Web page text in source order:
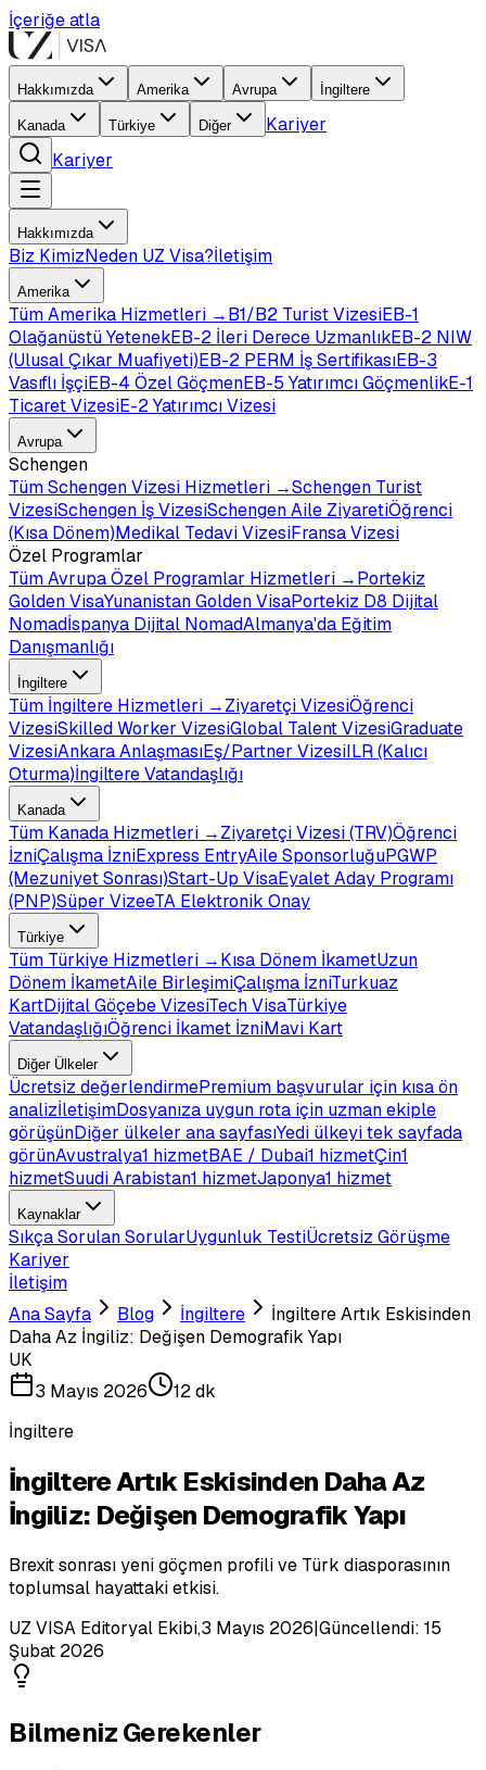
İçeriğe atla
Hakkımızda Amerika Avrupa İngiltere
Kanada Türkiye Diğer
Kariyer
Kariyer
Hakkımızda
Biz KimizNeden UZ Visa?İletişim
Amerika
TümAmerika Hizmetleri →B1/B2 Turist VizesiEB-1
Olağanüstü YetenekEB-2 İleri Derece UzmanlıkEB-2 NIW
(Ulusal Çıkar Muafiyeti)EB-2 PERM İş SertifikasıEB-3
Vasıflı İşçiEB-4 Özel GöçmenEB-5 Yatırımcı GöçmenlikE-1
Ticaret VizesiE-2 Yatırımcı Vizesi
Avrupa
Schengen
TümSchengen Vizesi Hizmetleri →Schengen Turist
VizesiSchengen İş VizesiSchengen Aile ZiyaretiÖğrenci
(Kısa Dönem)Medikal Tedavi VizesiFransa Vizesi
Özel Programlar
TümAvrupa Özel Programlar Hizmetleri →Portekiz
Golden VisaYunanistan Golden VisaPortekiz D8 Dijital
Nomadİspanya Dijital NomadAlmanya'da Eğitim
Danışmanlığı
İngiltere
Tüm İngiltere Hizmetleri →Ziyaretçi VizesiÖğrenci
VizesiSkilled Worker VizesiGlobal Talent VizesiGraduate
VizesiAnkara AnlaşmasıEş/Partner VizesiILR (Kalıcı
Oturma)İngiltere Vatandaşlığı
Kanada
Tüm Kanada Hizmetleri →Ziyaretçi Vizesi (TRV)Öğrenci
İzniÇalışma İzniExpress EntryAile SponsorluğuPGWP
(Mezuniyet Sonrası)Start-Up VisaEyalet Aday Programı
(PNP)Süper VizeeTA Elektronik Onay
Türkiye
Tüm Türkiye Hizmetleri →Kısa Dönem İkametUzun
Dönem İkametAile BirleşimiÇalışma İzniTurkuaz
KartDijital Göçebe VizesiTech VisaTürkiye
VatandaşlığıÖğrenci İkamet İzniMavi Kart
Diğer Ülkeler
Ücretsiz değerlendirmePremium başvurular için kısa ön
analizİletişimDosyanıza uygun rota için uzman ekiple
görüşünDiğer ülkeler ana sayfasıYedi ülkeyi tek sayfada
görünAvustralya1 hizmetBAE / Dubai1 hizmetÇin1
hizmetSuudi Arabistan1 hizmetJaponya1 hizmet
Kaynaklar
Sıkça Sorulan SorularUygunluk TestiÜcretsiz Görüşme
Kariyer
İletişim
Ana Sayfa
Blog İngiltere
İngiltere Artık Eskisinden
Daha Az İngiliz: Değişen Demografik Yapı
UK
3 Mayıs 2026
12 dk
İngiltere
İngiltere Artık Eskisinden Daha Az
İngiliz: Değişen Demografik Yapı
Brexit sonrası yeni göçmen profili ve Türk diasporasının
toplumsal hayattaki etkisi.
UZ VISA Editoryal Ekibi,3 Mayıs 2026|Güncellendi: 15
Şubat 2026
Bilmeniz Gerekenler